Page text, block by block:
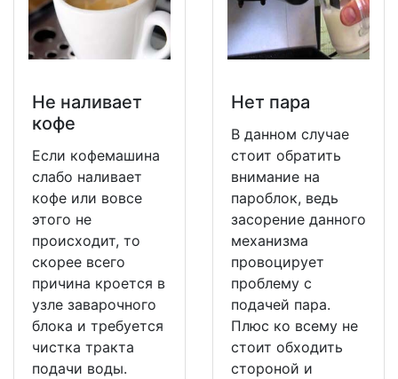
Не наливает
кофе
Если кофемашина
слабо наливает
кофе или вовсе
этого не
происходит, то
скорее всего
причина кроется в
узле заварочного
блока и требуется
чистка тракта
подачи воды.
Нет пара
В данном случае
стоит обратить
внимание на
пароблок, ведь
засорение данного
механизма
провоцирует
проблему с
подачей пара.
Плюс ко всему не
стоит обходить
стороной и